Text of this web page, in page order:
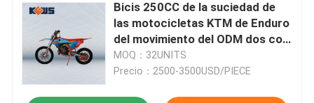
Sobre nosotros
Viaje de la fábrica
Bicis 250CC de la suciedad de
las motocicletas KTM de Enduro
del movimiento del ODM dos con
el poder 29kw
MOQ：32UNITS
Precio：2500-3500USD/PIECE